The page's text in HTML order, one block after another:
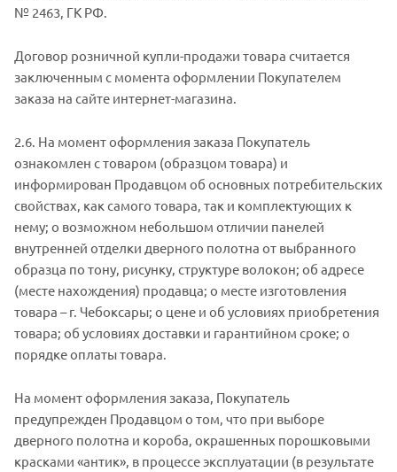
№ 2463, ГК РФ.
Договор розничной купли-продажи товара считается
заключенным с момента оформлении Покупателем
заказа на сайте интернет-магазина.
2.6. На момент оформления заказа Покупатель
ознакомлен с товаром (образцом товара) и
информирован Продавцом об основных потребительских
свойствах, как самого товара, так и комплектующих к
нему; о возможном небольшом отличии панелей
внутренней отделки дверного полотна от выбранного
образца по тону, рисунку, структуре волокон; об адресе
(месте нахождения) продавца; о месте изготовления
товара – г. Чебоксары; о цене и об условиях приобретения
товара; об условиях доставки и гарантийном сроке; о
порядке оплаты товара.
На момент оформления заказа, Покупатель
предупрежден Продавцом о том, что при выборе
дверного полотна и короба, окрашенных порошковыми
красками «антик», в процессе эксплуатации (в результате